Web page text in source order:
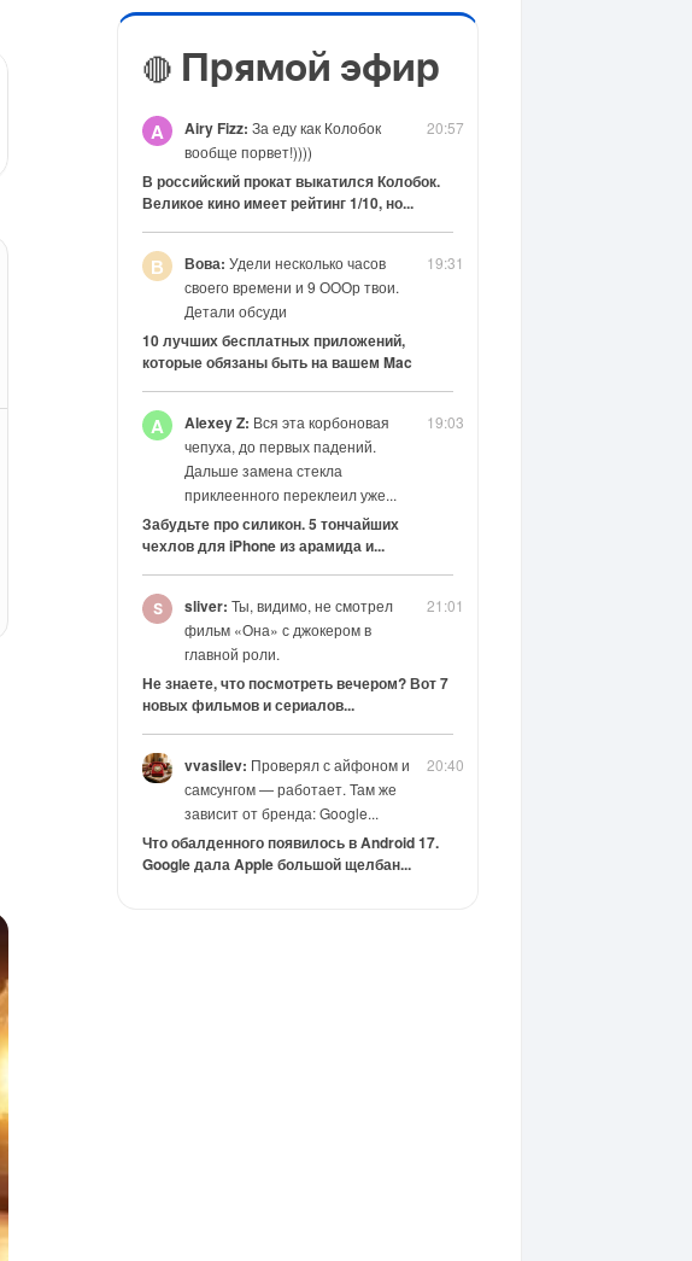
🔴 Прямой эфир
20:57
A Airy Fizz: За еду как Колобок
вообще порвет!))))
В российский прокат выкатился Колобок.
Великое кино имеет рейтинг 1/10, но...
19:31
В Вова: Удели несколько часов
своего времени и 9 ОООр твои.
Детали обсуди
10 лучших бесплатных приложений,
которые обязаны быть на вашем Mac
19:03
A Alexey Z: Вся эта корбоновая
чепуха, до первых падений.
Дальше замена стекла
приклеенного переклеил уже...
Забудьте про силикон. 5 тончайших
чехлов для iPhone из арамида и...
21:01
sliver: Ты, видимо, не смотрел
фильм «Она» с джокером в
главной роли.
Не знаете, что посмотреть вечером? Вот 7
новых фильмов и сериалов...
20:40
vvasilev: Проверял с айфоном и
самсунгом — работает. Там же
зависит от бренда: Google...
Что обалденного появилось в Android 17.
Google дала Apple большой щелбан...